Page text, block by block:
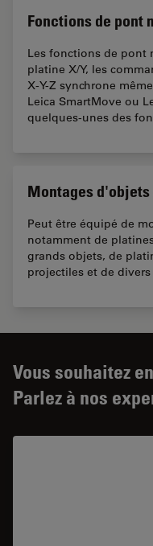
Fonctions de pont
Les fonctions de pont
platine X/Y, les
X-Y-Z synchrone
Leica SmartMove ou
quelques-unes des
Montages
Peut être équipé de
notamment de
grands objets, de
projectiles et de
Vous souhaitez
Parlez à nos